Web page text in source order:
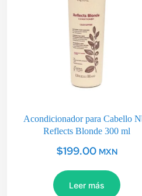
Acondicionador para Cabello
Reflects Blonde 300 ml
$199.00 MXN
Leer más